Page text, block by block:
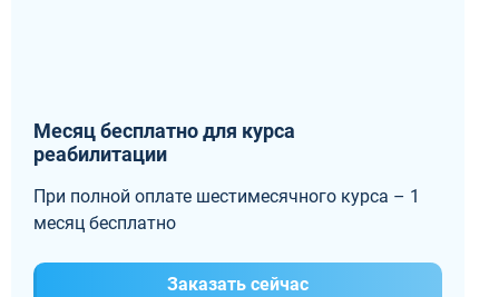
Месяц бесплатно для курса
реабилитации
При полной оплате шестимесячного курса – 1
месяц бесплатно
Заказать сейчас